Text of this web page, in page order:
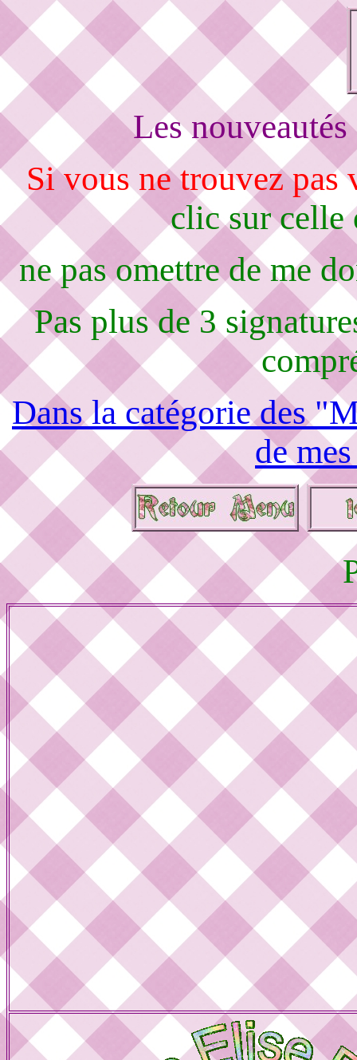
Les
Si vous ne trouvez pas
clic sur celle
ne pas omettre de me
Pas plus de 3
Dans la catégorie des
de